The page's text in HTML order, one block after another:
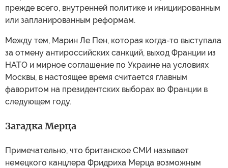
прежде всего, внутренней политике и инициированным
или запланированным реформам.
Между тем, Марин Ле Пен, которая когда-то выступала
за отмену антироссийских санкций, выход Франции из
НАТО и мирное соглашение по Украине на условиях
Москвы, в настоящее время считается главным
фаворитом на президентских выборах во Франции в
следующем году.
Загадка Мерца
Примечательно, что британское СМИ называет
немецкого канцлера Фридриха Мерца возможным